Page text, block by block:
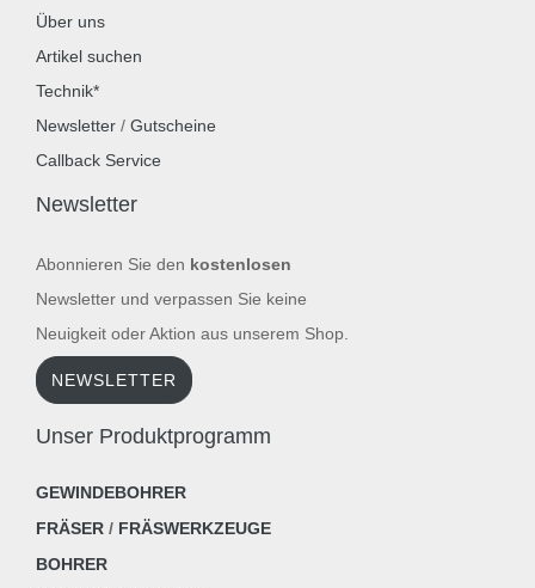
Über uns
Artikel suchen
Technik*
Newsletter / Gutscheine
Callback Service
Newsletter
Abonnieren Sie den kostenlosen
Newsletter und verpassen Sie keine
Neuigkeit oder Aktion aus unserem Shop.
NEWSLETTER
Unser Produktprogramm
GEWINDEBOHRER
FRÄSER / FRÄSWERKZEUGE
BOHRER